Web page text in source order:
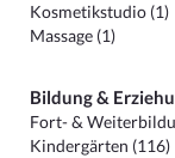
Kosmetikstudio (1)
Massage (1)
Bildung &
Fort- &
Kindergärten (116)